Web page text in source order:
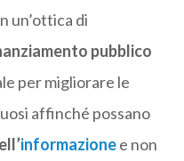
un’ottica di
pubblico
per migliorare le
affinché possano
informazionee non